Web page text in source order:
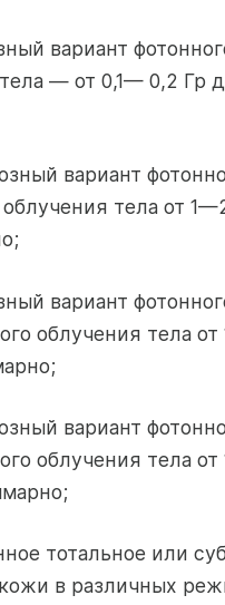
вариант
— от 0,1— 0,2 Гр
вариант
облучения тела от
вариант
облучения тела
вариант
облучения тела
тотальное или
в различных